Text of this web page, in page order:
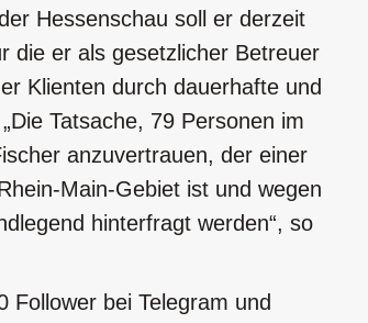
Hessenschau soll er derzeit
die er als gesetzlicher Betreuer
Klienten durch dauerhafte und
Tatsache, 79 Personen im
anzuvertrauen, der einer
Main-Gebiet ist und wegen
hinterfragt werden“, so
Follower bei Telegram und